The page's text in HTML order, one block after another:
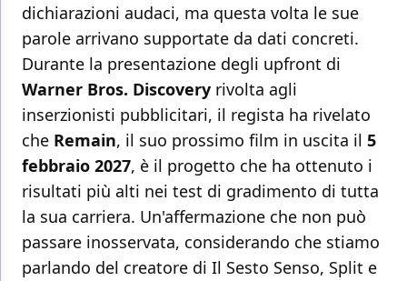
dichiarazioni audaci, ma questa volta le sue
parole arrivano supportate da dati concreti.
Durante la presentazione degli upfront di
Warner Bros. Discovery rivolta agli
inserzionisti pubblicitari, il regista ha rivelato
che Remain, il suo prossimo film in uscita il 5
febbraio 2027, è il progetto che ha ottenuto i
risultati più alti nei test di gradimento di tutta
la sua carriera. Un'affermazione che non può
passare inosservata, considerando che stiamo
parlando del creatore di Il Sesto Senso, Split e